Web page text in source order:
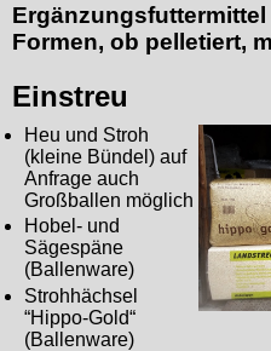
Formen, ob pelletiert,
Einstreu
Heu und Stroh
(kleine Bündel) auf
Anfrage auch
Großballen möglich
Hobel- und
Sägespäne
(Ballenware)
Strohhächsel
“Hippo-Gold“
(Ballenware)